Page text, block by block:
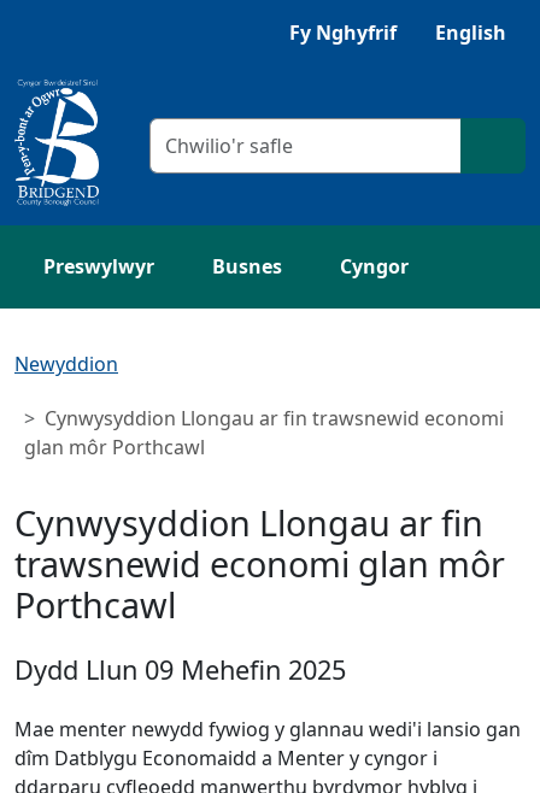
Gwrandewch gyda Browsealoud
Fy Nghyfrif English
Meini prawf chwilio
Preswylwyr Busnes Cyngor
Newyddion
Cynwysyddion Llongau ar fin trawsnewid economi
glan môr Porthcawl
Cynwysyddion Llongau ar fin
trawsnewid economi glan môr
Porthcawl
Dydd Llun 09 Mehefin 2025
Mae menter newydd fywiog y glannau wedi'i lansio gan
dîm Datblygu Economaidd a Menter y cyngor i
ddarparu cyfleoedd manwerthu byrdymor hyblyg i